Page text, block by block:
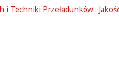
Techniki Przeładunków :